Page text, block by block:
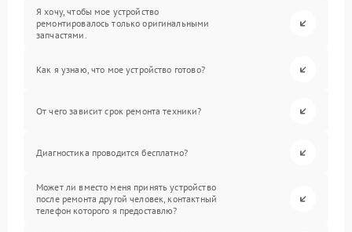
Я хочу, чтобы мое устройство
ремонтировалось только оригинальными
запчастями.
Как я узнаю, что мое устройство готово?
От чего зависит срок ремонта техники?
Диагностика проводится бесплатно?
Может ли вместо меня принять устройство
после ремонта другой человек, контактный
телефон которого я предоставлю?